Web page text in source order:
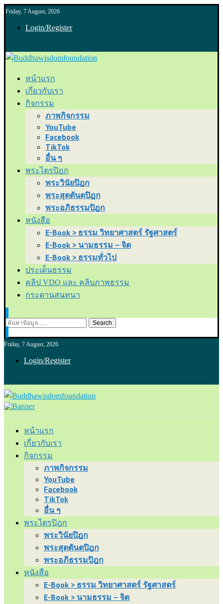
Friday, 7 August, 2026
Login/Register
หน้าแรก
เกี่ยวกับเรา
กิจกรรม
ภาพกิจกรรม
YouTube
Facebook
TikTok
อื่น ๆ
พระไตรปิฎก
พระวินัยปิฎก
พระสุตตันตปิฎก
พระอภิธรรมปิฎก
หนังสือ
E-Book > ธรรม วิทยาศาสตร์ รัฐศาสตร์
E-Book > นามธรรม – จิต
E-Book > ธรรมทั่วไป
ประเด็นธรรม
คลิป VDO และ คลิบภาพธรรม
กระดานสนทนา
Search
Friday, 7 August, 2026
Login/Register
หน้าแรก
เกี่ยวกับเรา
กิจกรรม
ภาพกิจกรรม
YouTube
Facebook
TikTok
อื่น ๆ
พระไตรปิฎก
พระวินัยปิฎก
พระสุตตันตปิฎก
พระอภิธรรมปิฎก
หนังสือ
E-Book > ธรรม วิทยาศาสตร์ รัฐศาสตร์
E-Book > นามธรรม – จิต